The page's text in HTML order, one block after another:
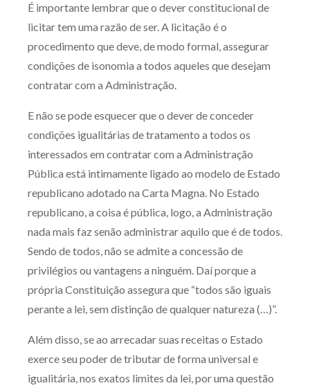
É importante lembrar que o dever constitucional de
licitar tem uma razão de ser. A licitação é o
procedimento que deve, de modo formal, assegurar
condições de isonomia a todos aqueles que desejam
contratar com a Administração.
E não se pode esquecer que o dever de conceder
condições igualitárias de tratamento a todos os
interessados em contratar com a Administração
Pública está intimamente ligado ao modelo de Estado
republicano adotado na Carta Magna. No Estado
republicano, a coisa é pública, logo, a Administração
nada mais faz senão administrar aquilo que é de todos.
Sendo de todos, não se admite a concessão de
privilégios ou vantagens a ninguém. Daí porque a
própria Constituição assegura que “todos são iguais
perante a lei, sem distinção de qualquer natureza (…)”.
Além disso, se ao arrecadar suas receitas o Estado
exerce seu poder de tributar de forma universal e
igualitária, nos exatos limites da lei, por uma questão